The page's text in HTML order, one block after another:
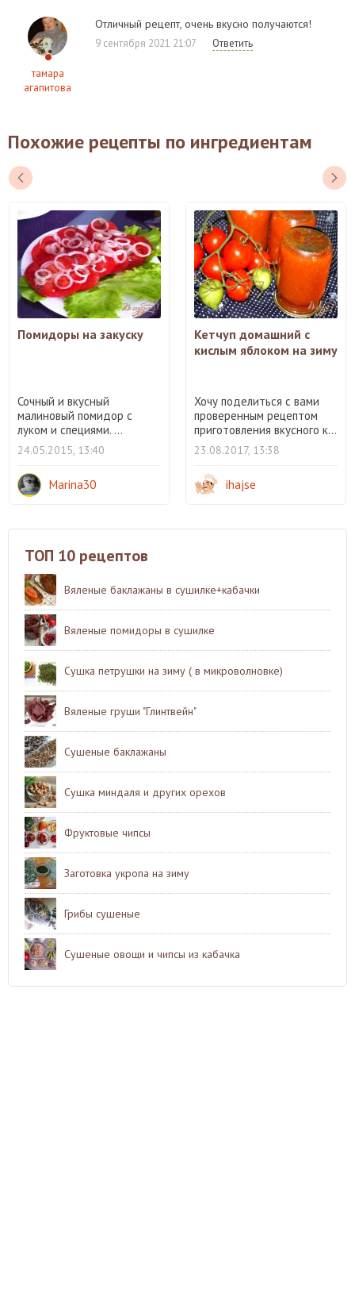
тамара
агапитова
Отличный рецепт, очень вкусно получаются!
9 сентября 2021 21:07 Ответить
Похожие рецепты по ингредиентам
Помидоры на закуску
Сочный и вкусный
малиновый помидор с
луком и специями. ...
24.05.2015, 13:40
Marina30
Кетчуп домашний с
кислым яблоком на зиму
Хочу поделиться с вами
проверенным рецептом
приготовления вкусного к...
23.08.2017, 13:38
ihajse
ТОП 10 рецептов
Вяленые баклажаны в сушилке+кабачки
Вяленые помидоры в сушилке
Сушка петрушки на зиму ( в микроволновке)
Вяленые груши "Глинтвейн"
Сушеные баклажаны
Сушка миндаля и других орехов
Фруктовые чипсы
Заготовка укропа на зиму
Грибы сушеные
Сушеные овощи и чипсы из кабачка